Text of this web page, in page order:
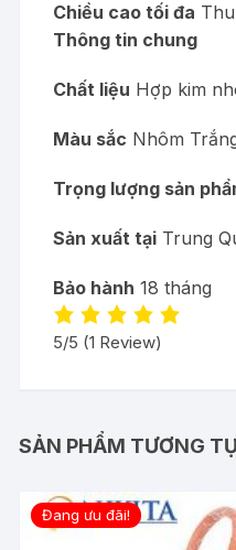
Chiều cao tối đa
Thông tin chung
Chất liệu Hợp kim
Màu sắc Nhôm
Trọng lượng sản
Sản xuất tại Trung
Bảo hành 18 tháng
5/5 (1 Review)
SẢN PHẨM TƯƠNG
Đang ưu đãi!